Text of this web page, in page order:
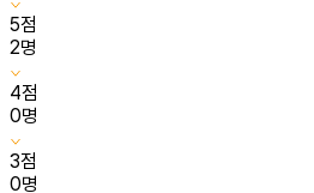
5점
2명
4점
0명
3점
0명